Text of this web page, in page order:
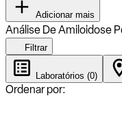
Adicionar mais
Análise De Amiloidose
Filtrar
Laboratórios (0)
Ordenar por: